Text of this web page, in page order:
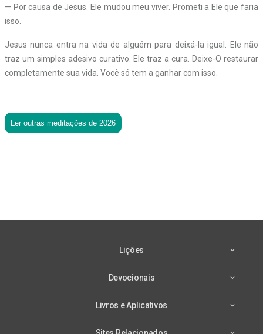
— Por causa de Jesus. Ele mudou meu viver. Prometi a Ele que faria
isso.
Jesus nunca entra na vida de alguém para deixá-la igual. Ele não
traz um simples adesivo curativo. Ele traz a cura. Deixe-O restaurar
completamente sua vida. Você só tem a ganhar com isso.
Ler outras meditações de 2026
Lições
Devocionais
Livros e Aplicativos